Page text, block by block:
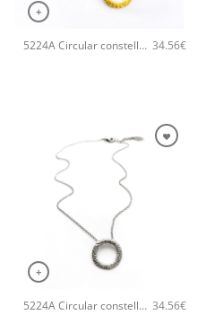
+
5224A Circular constellation χειροποίητο κολιέ Catherine bijoux Χρυσό 34.56€
+
5224A Circular constellation χειροποίητο κολιέ Catherine bijoux Ασημί 34.56€